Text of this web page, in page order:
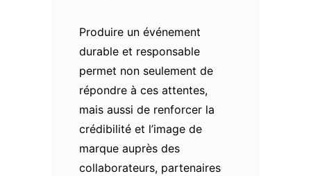
Produire un événement
durable et responsable
permet non seulement de
répondre à ces attentes,
mais aussi de renforcer la
crédibilité et l’image de
marque auprès des
collaborateurs, partenaires